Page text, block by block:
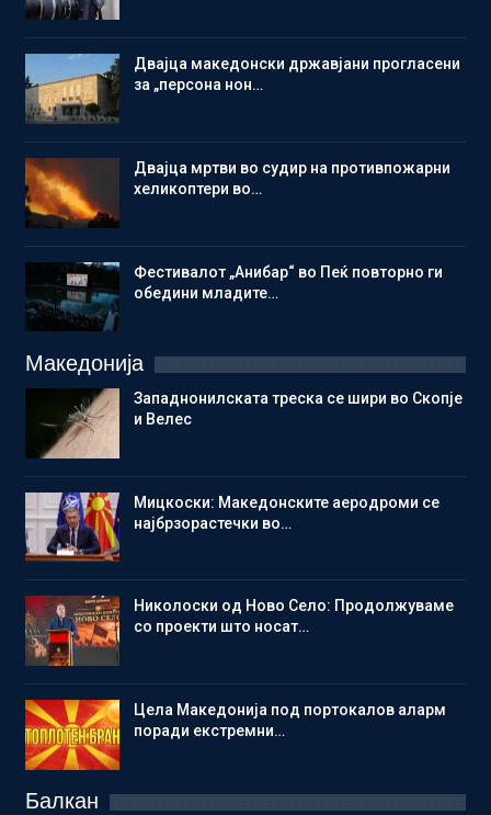
Двајца македонски државјани прогласени
за „персона нон…
Двајца мртви во судир на противпожарни
хеликоптери во…
Фестивалот „Анибар“ во Пеќ повторно ги
обедини младите…
Македонија
Западнонилската треска се шири во Скопје
и Велес
Мицкоски: Македонските аеродроми се
најбрзорастечки во…
Николоски од Ново Село: Продолжуваме
со проекти што носат…
Цела Македонија под портокалов аларм
поради екстремни…
Балкан